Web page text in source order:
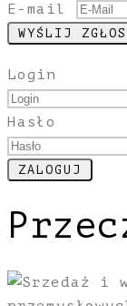
E-mail
Login
Hasło